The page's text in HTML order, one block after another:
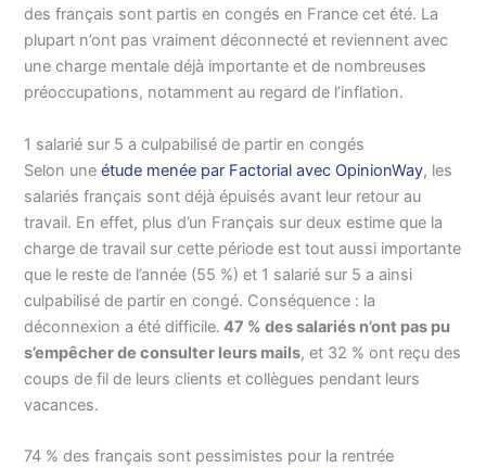
des français sont partis en congés en France cet été. La
plupart n’ont pas vraiment déconnecté et reviennent avec
une charge mentale déjà importante et de nombreuses
préoccupations, notamment au regard de l’inflation.
1 salarié sur 5 a culpabilisé de partir en congés
Selon uneétude menée par Factorial avec OpinionWay, les
salariés français sont déjà épuisés avant leur retour au
travail. En effet, plus d’un Français sur deux estime que la
charge de travail sur cette période est tout aussi importante
que le reste de l’année (55 %) et 1 salarié sur 5 a ainsi
culpabilisé de partir en congé. Conséquence : la
déconnexion a été difficile. 47 % des salariés n’ont pas pu
s’empêcher de consulter leurs mails, et 32 % ont reçu des
coups de fil de leurs clients et collègues pendant leurs
vacances.
74 % des français sont pessimistes pour la rentrée